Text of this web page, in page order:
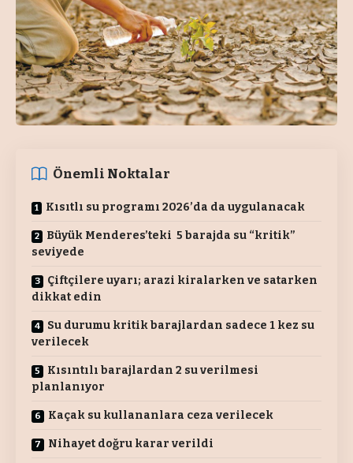
Önemli Noktalar
Kısıtlı su programı 2026’da da uygulanacak
Büyük Menderes’teki 5 barajda su “kritik”
seviyede
Çiftçilere uyarı; arazi kiralarken ve satarken
dikkat edin
Su durumu kritik barajlardan sadece 1 kez su
verilecek
Kısıntılı barajlardan 2 su verilmesi
planlanıyor
Kaçak su kullananlara ceza verilecek
Nihayet doğru karar verildi